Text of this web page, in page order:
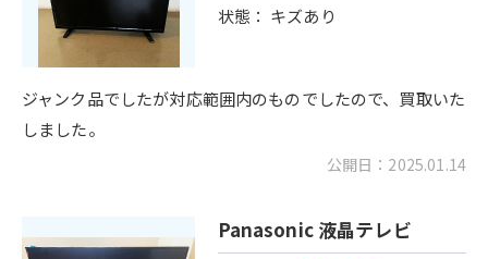
状態： キズあり
ジャンク品でしたが対応範囲内のものでしたので、買取いた
しました。
公開日：2025.01.14
Panasonic 液晶テレビ